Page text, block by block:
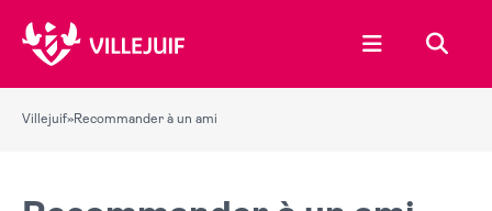
Ouvrir le
Villejuif»Recommander à un ami